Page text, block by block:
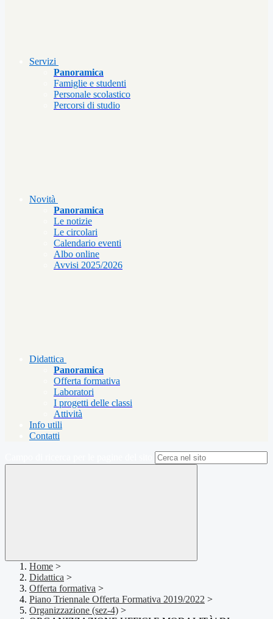
Servizi
Panoramica
Famiglie e studenti
Personale scolastico
Percorsi di studio
Novità
Panoramica
Le notizie
Le circolari
Calendario eventi
Albo online
Avvisi 2025/2026
Didattica
Panoramica
Offerta formativa
Laboratori
I progetti delle classi
Attività
Info utili
Contatti
Home >
Didattica >
Offerta formativa >
Piano Triennale Offerta Formativa 2019/2022 >
Organizzazione (sez-4) >